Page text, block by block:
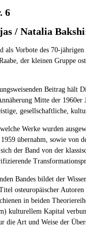
6
/ Natalia
als Vorbote des 70-
der kleinen Gruppe
Beitrag hält
Mitte der 1960er
gesellschaftliche,
Werke wurden
übernahm, sowie von
der Band von der
Bandes bildet der
osteuropäischer
in beiden
kulturellem Kapital
Art und Weise der